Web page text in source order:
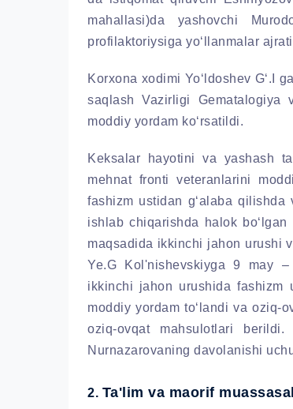
mahallasi)da yashovchi
profilaktoriysiga yo‘llanmalar
Korxona xodimi Yo‘ldoshev G‘.I
saqlash Vazirligi Gematalogiya
moddiy yordam ko‘rsatildi.
Keksalar hayotini va yashash
mehnat fronti veteranlarini
fashizm ustidan g‘alaba
ishlab chiqarishda halok
maqsadida ikkinchi jahon urushi
Ye.G Kol'nishevskiyga 9 may
ikkinchi jahon urushida fashizm
moddiy yordam to‘landi va oziq-
oziq-ovqat mahsulotlari
Nurnazarovaning davolanishi
2. Ta'lim va maorif